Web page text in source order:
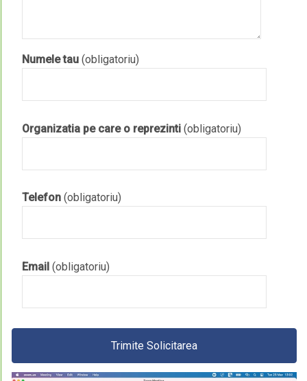
Numele tau (obligatoriu)
Organizatia pe care o reprezinti (obligatoriu)
Telefon (obligatoriu)
Email (obligatoriu)
Trimite Solicitarea